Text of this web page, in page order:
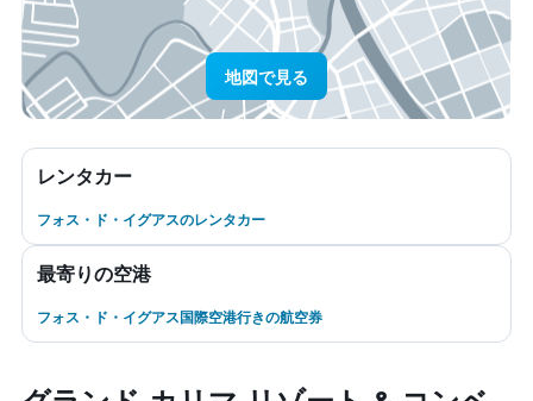
地図で見る
レンタカー
フォス・ド・イグアスのレンタカー
最寄りの空港
フォス・ド・イグアス国際空港行きの航空券